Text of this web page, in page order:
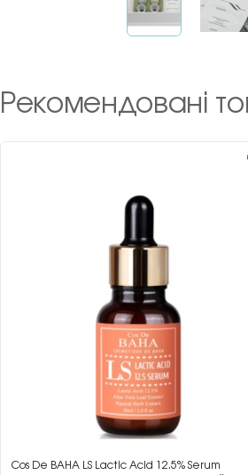
Рекомендовані
Cos De BAHA LS Lactic Acid 12.5% Serum